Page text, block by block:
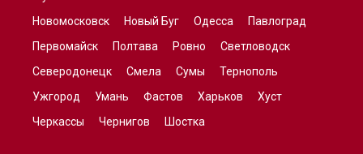
Новомосковск
Новый Буг Одесса
Павлоград
Первомайск
Полтава Ровно
Светловодск
Северодонецк
Смела Сумы
Тернополь
Ужгород
Умань Фастов Харьков
Хуст
Черкассы
Чернигов Шостка